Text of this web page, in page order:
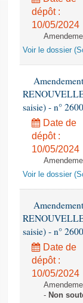
dépôt :
10/05/2024
Voir le dossier
saisie) - n° 2600
Date de
dépôt :
10/05/2024
Voir le dossier
saisie) - n° 2600
Date de
dépôt :
10/05/2024
- Non